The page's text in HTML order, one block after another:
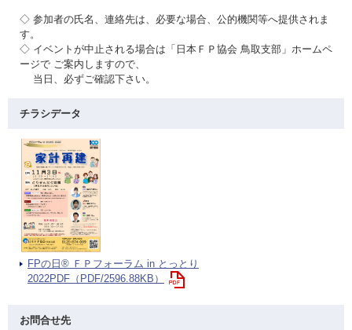
◇ 参加者の氏名、連絡先は、必要な場合、公的機関等へ提供されま
す。
◇ イベントが中止される場合は「日本ＦＰ協会 鳥取支部」ホームペ
ージで ご案内しますので、
当日、必ずご確認下さい。
チラシデータ
FPの日® ＦＰフォーラム in とっとり
2022PDF（PDF/2596.88KB）
お問合せ先